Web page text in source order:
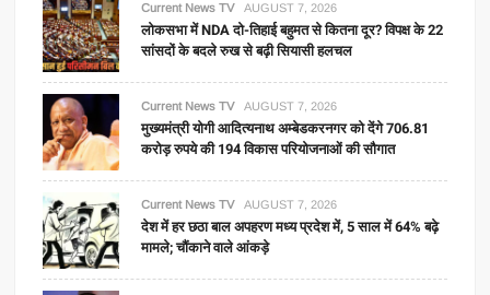
Current News TV AUGUST 7, 2026
लोकसभा में NDA दो-तिहाई बहुमत से कितना दूर? विपक्ष के 22
सांसदों के बदले रुख से बढ़ी सियासी हलचल
Current News TV AUGUST 7, 2026
मुख्यमंत्री योगी आदित्यनाथ अम्बेडकरनगर को देंगे 706.81
करोड़ रुपये की 194 विकास परियोजनाओं की सौगात
Current News TV AUGUST 7, 2026
देश में हर छठा बाल अपहरण मध्य प्रदेश में, 5 साल में 64% बढ़े
मामले; चौंकाने वाले आंकड़े